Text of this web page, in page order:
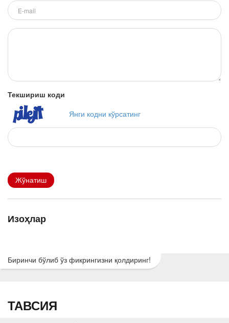
Текшириш коди
Янги кодни кўрсатинг
Жўнатиш
Изоҳлар
Биринчи бўлиб ўз фикрингизни қолдиринг!
ТАВСИЯ